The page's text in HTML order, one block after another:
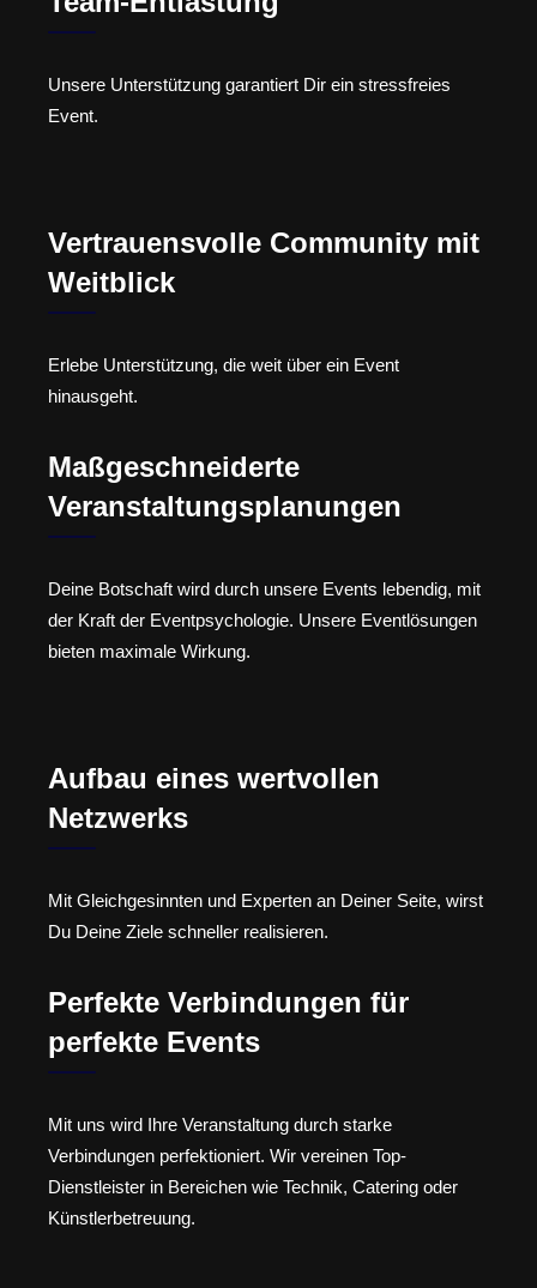
Unsere Unterstützung garantiert Dir ein stressfreies
Event.
Vertrauensvolle Community mit
Weitblick
Erlebe Unterstützung, die weit über ein Event
hinausgeht.
Maßgeschneiderte
Veranstaltungsplanungen
Deine Botschaft wird durch unsere Events lebendig, mit
der Kraft der Eventpsychologie. Unsere Eventlösungen
bieten maximale Wirkung.
Aufbau eines wertvollen
Netzwerks
Mit Gleichgesinnten und Experten an Deiner Seite, wirst
Du Deine Ziele schneller realisieren.
Perfekte Verbindungen für
perfekte Events
Mit uns wird Ihre Veranstaltung durch starke
Verbindungen perfektioniert. Wir vereinen Top-
Dienstleister in Bereichen wie Technik, Catering oder
Künstlerbetreuung.